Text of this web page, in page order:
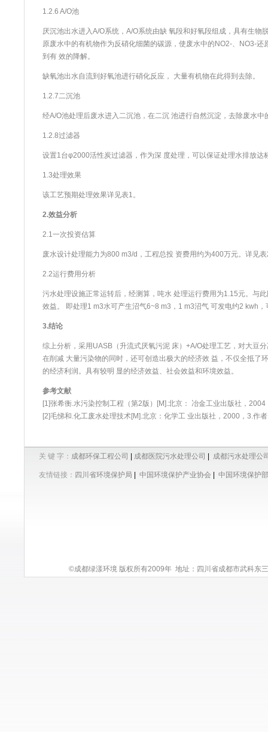
1.2.6 A/O池
厌沉池出水进入A/O系统，A/O系统由缺 氧段和好氧段组成，具有生物
原废水中的有机物作为反硝化细菌的碳源，使废水中的NO2-、NO3-还
到有 效的降解。
缺氧池出水自流到好氧池进行硝化反应， 大量有机物在此得到去除。
1.2.7二沉池
经A/O池处理后废水进入二沉池，在二沉 池进行自然沉淀，去除废水中
1.2.8过滤器
设置1台φ2000活性炭过滤器 ，作为深 度处理，可以保证处理水排放达
1.3处理效果
该工艺预期处理效果详见表1。
2.效益分析
2.1一次投资估算
废水设计处理能力为800 m3/d，工程总投 资费用约为400万元。详见
2.2运行费用分析
污水处理设施正常运转后，经测算，吨水 处理运行费用为1.15元。与
效益。 即处理1 m3水可产生沼气6~8 m3，1 m3沼气 可发电约2 kwh
3.结论
综上分析，采用UASB（升流式厌氧污泥 床）+A/O处理工艺，对大豆
在削减 大量污染物的同时，还可创造出极大的经济效 益，不仅全抵了
的经济利润。具有较明 显的经济效益、社会效益和环境效益。
参考文献
[1]张希衡.水污染控制工程（第2版）[M].北京： 冶金工业出版社，2004
[2]毛悌和.化工废水处理技术[M].北京：化学工 业出版社，2000，3.作
关 键 字： 成都环保工程公司 成都医院污水处理公司 成都污水处理公
友情链接： 四川省环境保护局 中国环境保护产业协会 中国环境保护部
©成都绿漾环境 版权所有2009年 地址：四川省成都市武科